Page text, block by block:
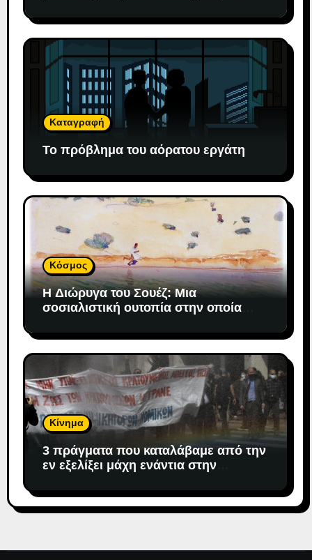
Καταγραφή
Το πρόβλημα του αόρατου εργάτη
Κόσμος
H Διώρυγα του Σουέζ: Μια
σοσιαλιστική ουτοπία στην οποία
Κίνημα
3 πράγματα που καταλάβαμε από την
εν εξελίξει μάχη ενάντια στην